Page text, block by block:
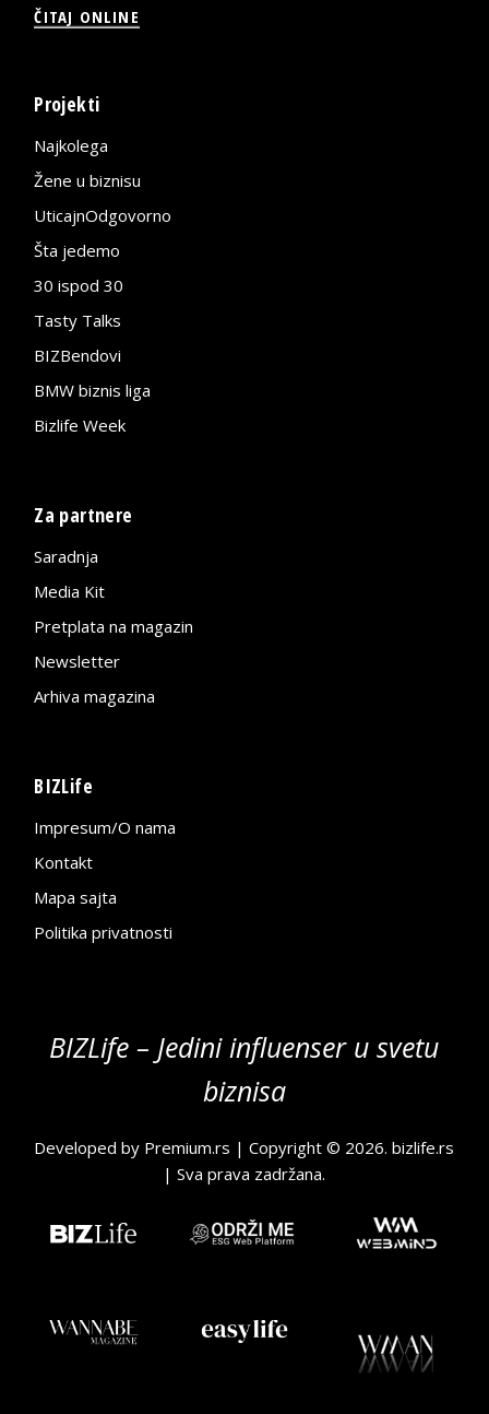
ČITAJ ONLINE
Projekti
Najkolega
Žene u biznisu
UticajnOdgovorno
Šta jedemo
30 ispod 30
Tasty Talks
BIZBendovi
BMW biznis liga
Bizlife Week
Za partnere
Saradnja
Media Kit
Pretplata na magazin
Newsletter
Arhiva magazina
BIZLife
Impresum/O nama
Kontakt
Mapa sajta
Politika privatnosti
BIZLife – Jedini influenser u svetu
biznisa
Developed by Premium.rs | Copyright © 2026.bizlife.rs
| Sva prava zadržana.